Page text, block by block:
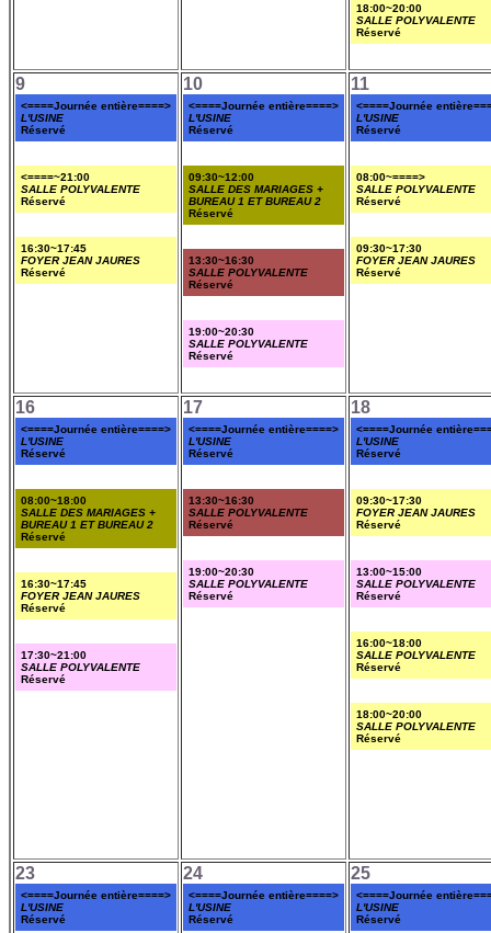
18:00~20:00
SALLE POLYVALENTE
Réservé
9
<====Journée entière====>
L'USINE
Réservé
<====~21:00
SALLE POLYVALENTE
Réservé
16:30~17:45
FOYER JEAN JAURES
Réservé
10
<====Journée entière====>
L'USINE
Réservé
09:30~12:00
SALLE DES MARIAGES +
BUREAU 1 ET BUREAU 2
Réservé
13:30~16:30
SALLE POLYVALENTE
Réservé
19:00~20:30
SALLE POLYVALENTE
Réservé
11
<====Journée
L'USINE
Réservé
08:00~====>
SALLE POLYVALENTE
Réservé
09:30~17:30
FOYER JEAN JAURES
Réservé
16
<====Journée entière====>
L'USINE
Réservé
08:00~18:00
SALLE DES MARIAGES +
BUREAU 1 ET BUREAU 2
Réservé
16:30~17:45
FOYER JEAN JAURES
Réservé
17:30~21:00
SALLE POLYVALENTE
Réservé
17
<====Journée entière====>
L'USINE
Réservé
13:30~16:30
SALLE POLYVALENTE
Réservé
19:00~20:30
SALLE POLYVALENTE
Réservé
18
<====Journée
L'USINE
Réservé
09:30~17:30
FOYER JEAN JAURES
Réservé
13:00~15:00
SALLE POLYVALENTE
Réservé
16:00~18:00
SALLE POLYVALENTE
Réservé
18:00~20:00
SALLE POLYVALENTE
Réservé
23
<====Journée entière====>
L'USINE
Réservé
24
<====Journée entière====>
L'USINE
Réservé
25
<====Journée
L'USINE
Réservé